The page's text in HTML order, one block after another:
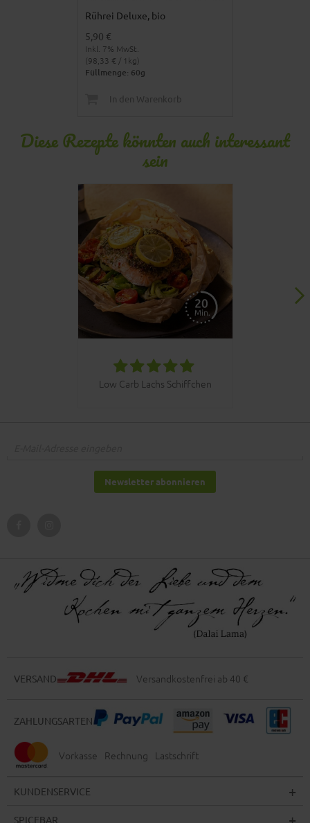
Rührei Deluxe, bio
5,90 €
Inkl. 7% MwSt.
(98,33 € / 1kg)
Füllmenge: 60g
In den Warenkorb
Diese Rezepte könnten auch interessant
sein
Low Carb Lachs Schiffchen
Newsletter abonnieren
VERSAND Versandkostenfrei ab 40 €
ZAHLUNGSARTEN
Vorkasse Rechnung Lastschrift
KUNDENSERVICE
SPICEBAR